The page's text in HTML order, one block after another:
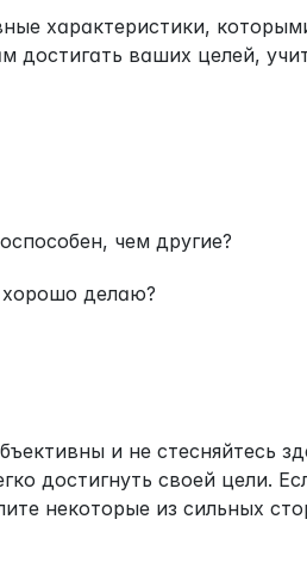
характеристики,
достигать ваших целей,
чем другие?
делаю?
и не стесняйтесь
достигнуть своей цели.
некоторые из сильных